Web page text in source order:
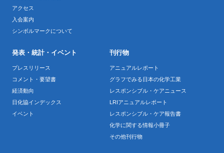
アクセス
入会案内
シンボルマークについて
発表・統計・イベント
プレスリリース
コメント・要望書
経済動向
日化協インデックス
イベント
刊行物
アニュアルレポート
グラフでみる日本の化学工業
レスポンシブル・ケアニュース
LRIアニュアルレポート
レスポンシブル・ケア報告書
化学に関する情報小冊子
その他刊行物